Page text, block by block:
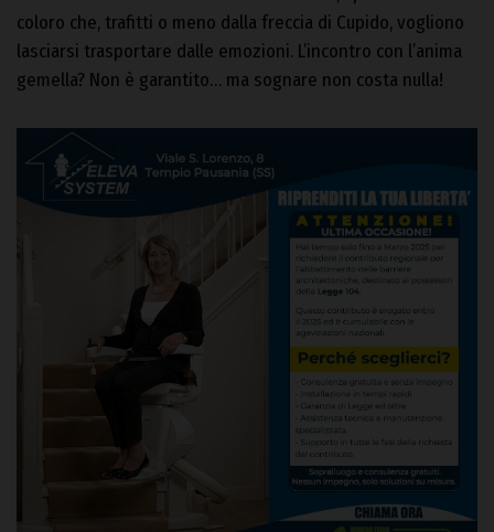
coloro che, trafitti o meno dalla freccia di Cupido, vogliono
lasciarsi trasportare dalle emozioni. L’incontro con l’anima
gemella? Non è garantito… ma sognare non costa nulla!